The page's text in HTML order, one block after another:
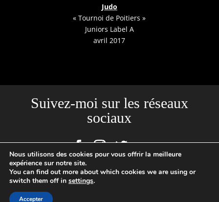
Judo
« Tournoi de Poitiers »
Juniors Label A
avril 2017
Suivez-moi sur les réseaux
sociaux
Site créé par l'Agence Backstages | Loïc Cousin Photographe
Professionnel, N°SIRET : 520465949 00029 | 2020 © TOUTES PHOTOS
Nous utilisons des cookies pour vous offrir la meilleure
expérience sur notre site.
You can find out more about which cookies we are using or
switch them off in settings.
Accepter